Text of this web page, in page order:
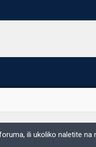
ili ukoliko naletite na